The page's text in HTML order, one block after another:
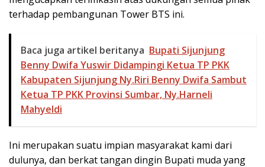
terhadap pembangunan Tower BTS ini.
Baca juga artikel beritanya Bupati Sijunjung
Benny Dwifa Yuswir Didampingi Ketua TP PKK
Kabupaten Sijunjung Ny.Riri Benny Dwifa Sambut
Ketua TP PKK Provinsi Sumbar, Ny.Harneli
Mahyeldi
Ini merupakan suatu impian masyarakat kami dari
dulunya, dan berkat tangan dingin Bupati muda yang